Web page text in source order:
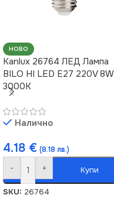
НОВО
Kanlux 26764 ЛЕД Лампа
BILO HI LED E27 220V 8W
3000K
Налично
4.18 € (8.18 лв.)
- + Купи
SKU: 26764